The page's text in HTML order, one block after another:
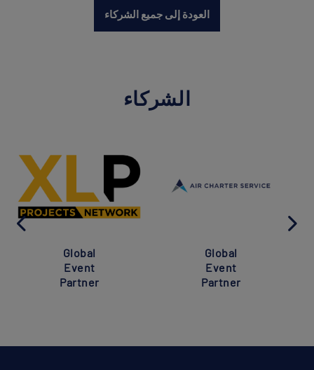
العودة إلى جميع الشركاء
الشركاء
Global
Event
Partner
Global
Event
Partner